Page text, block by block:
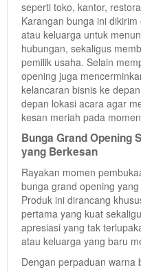
seperti toko, kantor,
Karangan bunga ini
atau keluarga untuk
hubungan, sekaligus
pemilik usaha. Selain
opening juga
kelancaran bisnis ke
depan lokasi acara agar
kesan meriah pada
Bunga Grand Opening
yang Berkesan
Rayakan momen
bunga grand opening
Produk ini dirancang
pertama yang kuat
apresiasi yang tak
atau keluarga yang baru
Dengan perpaduan warna